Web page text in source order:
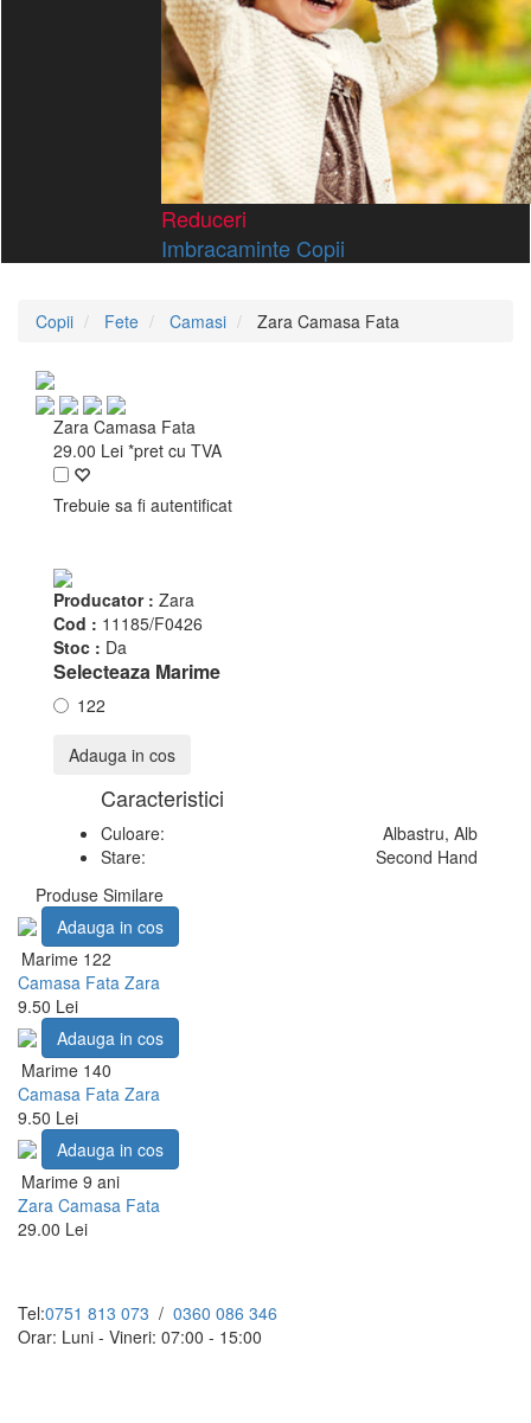
Reduceri
Imbracaminte Copii
Copii Fete Camasi Zara Camasa Fata
Zara Camasa Fata
29.00 Lei *pret cu TVA
Trebuie sa fi autentificat
Producator : Zara
Cod : 11185/F0426
Stoc : Da
Selecteaza Marime
122
Adauga in cos
Caracteristici
Culoare: , Alb
Albastru
Stare:
Second Hand
Produse Similare
Adauga in cos
Marime 122
Camasa Fata Zara
9.50 Lei
Adauga in cos
Marime 140
Camasa Fata Zara
9.50 Lei
Adauga in cos
Marime 9 ani
Zara Camasa Fata
29.00 Lei
Tel:0751 813 073 / 0360 086 346
Orar: Luni - Vineri: 07:00 - 15:00